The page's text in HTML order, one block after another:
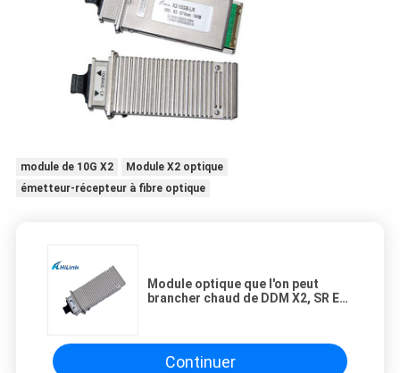
module de 10G X2
Module X2 optique
émetteur-récepteur à fibre optique
Module optique que l'on peut
brancher chaud de DDM X2, SR ER
Continuer